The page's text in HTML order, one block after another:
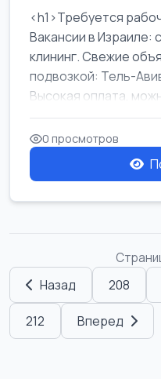
<h1>Требуется
Вакансии в Израиле:
клининг. Свежие
подвозкой: Тель-
Высокая оплата,
...
0 просмотров
Назад 208
212 Вперед